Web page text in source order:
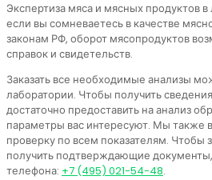
Экспертиза мяса и мясных продуктов
если вы сомневаетесь в качестве
законам РФ, оборот мясопродуктов
справок и свидетельств.
Заказать все необходимые анализы
лаборатории. Чтобы получить
достаточно предоставить на анализ
параметры вас интересуют. Мы также
проверку по всем показателям. Чтобы
получить подтверждающие
телефона: +7 (495) 021-54-48.